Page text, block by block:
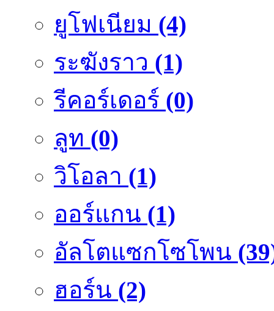
ยูโฟเนียม (4)
ระฆังราว (1)
รีคอร์เดอร์ (0)
ลูท (0)
วิโอลา (1)
ออร์แกน (1)
อัลโตแซกโซโพน
ฮอร์น (2)